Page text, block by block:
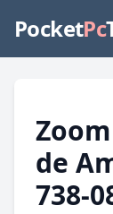
PocketPc
de
738-